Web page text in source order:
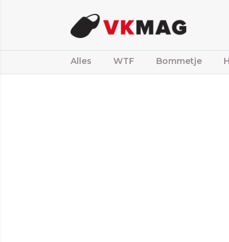
Alles WTF Bommetje